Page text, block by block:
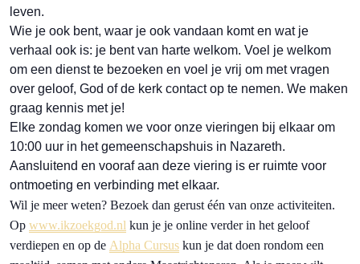
leven.
Wie je ook bent, waar je ook vandaan komt en wat je
verhaal ook is: je bent van harte welkom. Voel je welkom
om een dienst te bezoeken en voel je vrij om met vragen
over geloof, God of de kerk contact op te nemen. We maken
graag kennis met je!
Elke zondag komen we voor onze vieringen bij elkaar om
10:00 uur in het gemeenschapshuis in Nazareth.
Aansluitend en vooraf aan deze viering is er ruimte voor
ontmoeting en verbinding met elkaar.
Wil je meer weten? Bezoek dan gerust één van onze activiteiten.
Op www.ikzoekgod.nl kun je je online verder in het geloof
verdiepen en op de Alpha Cursus kun je dat doen rondom een